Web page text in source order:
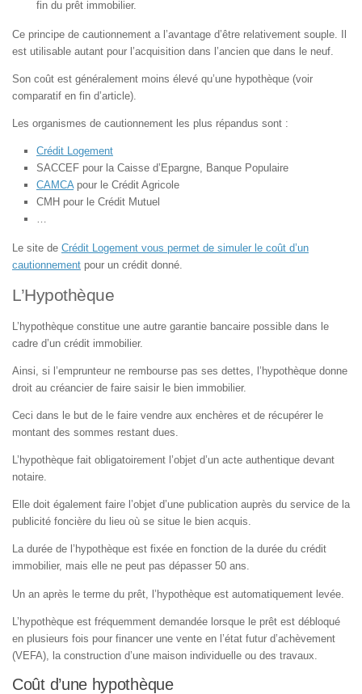
fin du prêt immobilier.
Ce principe de cautionnement a l’avantage d’être relativement souple. Il
est utilisable autant pour l’acquisition dans l’ancien que dans le neuf.
Son coût est généralement moins élevé qu’une hypothèque (voir
comparatif en fin d’article).
Les organismes de cautionnement les plus répandus sont :
Crédit Logement
SACCEF pour la Caisse d’Epargne, Banque Populaire
CAMCApour le Crédit Agricole
CMH pour le Crédit Mutuel
…
Le site de Crédit Logement vous permet de simuler le coût d’un
cautionnement pour un crédit donné.
L’Hypothèque
L’hypothèque constitue une autre garantie bancaire possible dans le
cadre d’un crédit immobilier.
Ainsi, si l’emprunteur ne rembourse pas ses dettes, l’hypothèque donne
droit au créancier de faire saisir le bien immobilier.
Ceci dans le but de le faire vendre aux enchères et de récupérer le
montant des sommes restant dues.
L’hypothèque fait obligatoirement l’objet d’un acte authentique devant
notaire.
Elle doit également faire l’objet d’une publication auprès du service de la
publicité foncière du lieu où se situe le bien acquis.
La durée de l’hypothèque est fixée en fonction de la durée du crédit
immobilier, mais elle ne peut pas dépasser 50 ans.
Un an après le terme du prêt, l’hypothèque est automatiquement levée.
L’hypothèque est fréquemment demandée lorsque le prêt est débloqué
en plusieurs fois pour financer une vente en l’état futur d’achèvement
(VEFA), la construction d’une maison individuelle ou des travaux.
Coût d’une hypothèque